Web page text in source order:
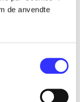
de anvendte